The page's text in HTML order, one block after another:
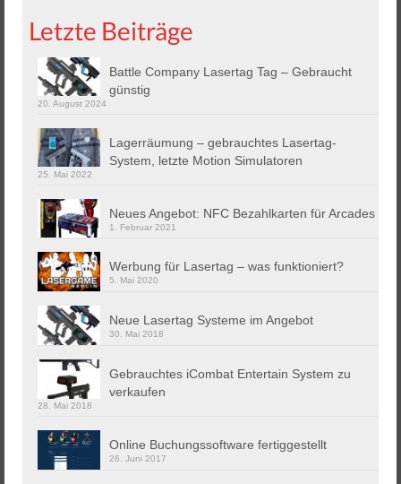
Letzte Beiträge
Battle Company Lasertag Tag – Gebraucht
günstig
20. August 2024
Lagerräumung – gebrauchtes Lasertag-
System, letzte Motion Simulatoren
25. Mai 2022
Neues Angebot: NFC Bezahlkarten für Arcades
1. Februar 2021
Werbung für Lasertag – was funktioniert?
5. Mai 2020
Neue Lasertag Systeme im Angebot
30. Mai 2018
Gebrauchtes iCombat Entertain System zu
verkaufen
28. Mai 2018
Online Buchungssoftware fertiggestellt
26. Juni 2017